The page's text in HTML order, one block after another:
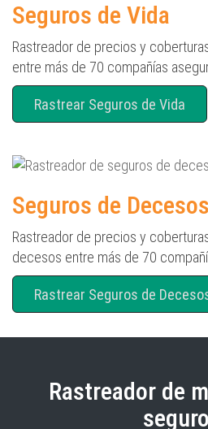
Seguros de Vida
Rastreador de precios y
entre más de 70 compañías
Rastrear Seguros de Vida
Seguros de Decesos
Rastreador de precios y
decesos entre más de 70
Rastrear Seguros de
Rastreador de